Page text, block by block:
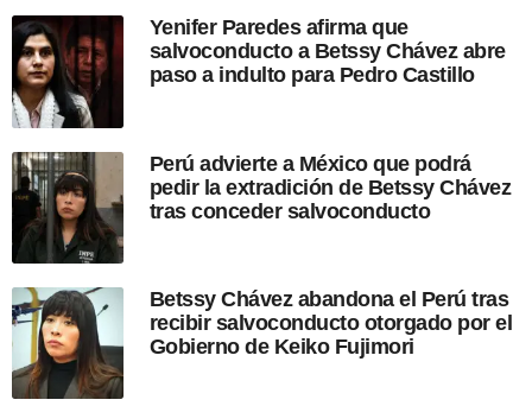
s
d
e
u
b
l
c
i
ó
Yenifer Paredes afirma que
salvoconducto a Betssy Chávez abre
paso a indulto para Pedro Castillo
Perú advierte a México que podrá
pedir la extradición de Betssy Chávez
tras conceder salvoconducto
Betssy Chávez abandona el Perú tras
recibir salvoconducto otorgado por el
Gobierno de Keiko Fujimori